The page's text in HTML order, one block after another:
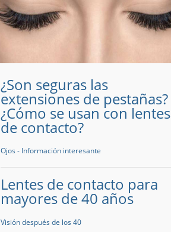
¿Son seguras las
extensiones de pestañas?
¿Cómo se usan con lentes
de contacto?
Ojos - Información interesante
Lentes de contacto para
mayores de 40 años
Visión después de los 40